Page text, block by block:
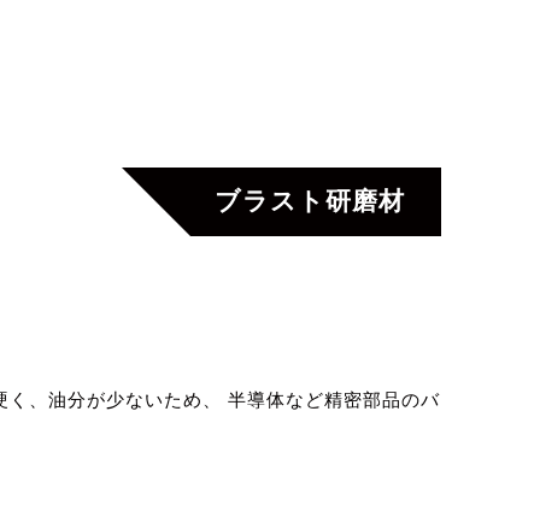
ブラスト研磨材
、油分が少ないため、 半導体など精密部品のバ